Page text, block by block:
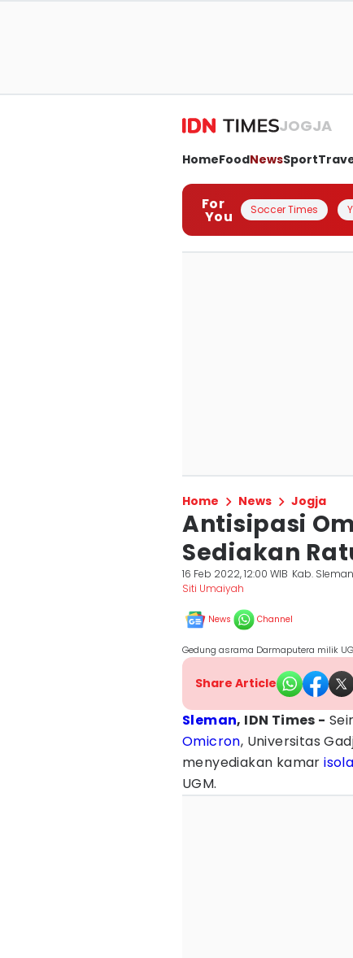
JOGJA
HomeFoodNewsSport
For
You Soccer Times
Home News Jogja
Antisipasi
Sediakan
16 Feb 2022, 12:00 WIB Kab. Sleman
Siti Umaiyah
News Channel
Gedung asrama Darmaputera milik
Share Article
Sleman, IDN Times -
Omicron, Universitas
menyediakan kamar
UGM.